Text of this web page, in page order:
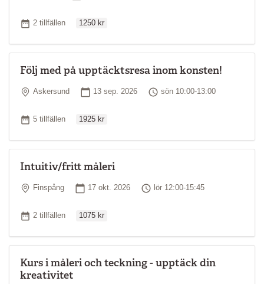
Antal tillfällen
2 tillfällen 1250 kr
Följ med på upptäcktsresa inom konsten!
Plats
Askersund Startdatum
13 sep. 2026 Tid
sön 10:00-13:00
Antal tillfällen
5 tillfällen 1925 kr
Intuitiv/fritt måleri
Plats
Finspång Startdatum
17 okt. 2026 Tid
lör 12:00-15:45
Antal tillfällen
2 tillfällen 1075 kr
Kurs i måleri och teckning - upptäck din
kreativitet